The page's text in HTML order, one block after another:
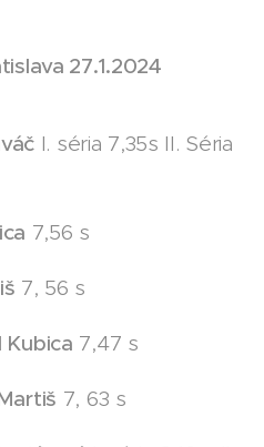
27.1.2024
I. séria 7,35s II. Séria
7,56 s
7, 56 s
Kubica 7,47 s
7, 63 s